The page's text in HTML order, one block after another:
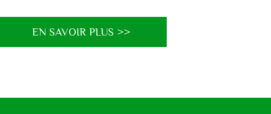
EN SAVOIR PLUS >>